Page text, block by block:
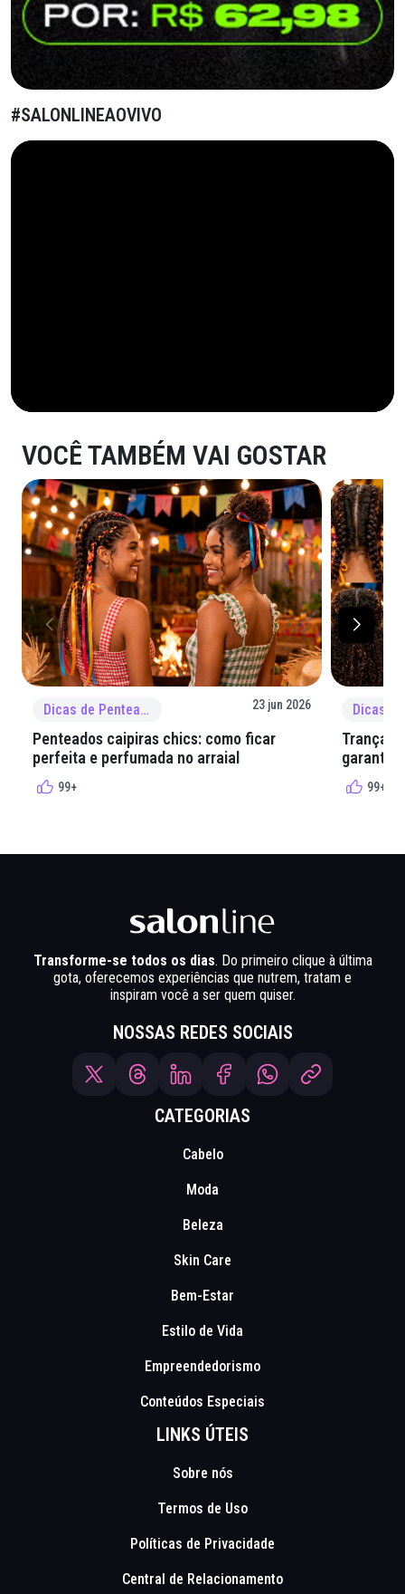
#SALONLINEAOVIVO
VOCÊ TAMBÉM VAI GOSTAR
Dicas de Penteado 23 jun 2026
Penteados caipiras chics: como ficar
perfeita e perfumada no arraial
99+
Tranças
garantir
99+
Transforme-se todos os dias. Do primeiro clique à última
gota, oferecemos experiências que nutrem, tratam e
inspiram você a ser quem quiser.
NOSSAS REDES SOCIAIS
CATEGORIAS
Cabelo
Moda
Beleza
Skin Care
Bem-Estar
Estilo de Vida
Empreendedorismo
Conteúdos Especiais
LINKS ÚTEIS
Sobre nós
Termos de Uso
Políticas de Privacidade
Central de Relacionamento